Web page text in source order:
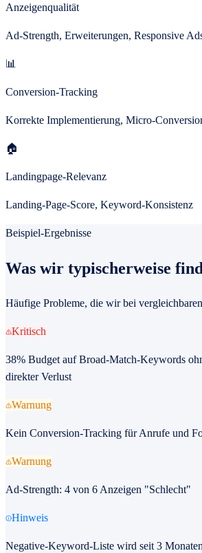
Anzeigenqualität
Ad-Strength, Erweiterungen, Responsive
📊
Conversion-Tracking
Korrekte Implementierung, Micro-
🏠
Landingpage-Relevanz
Landing-Page-Score, Keyword-Konsistenz
Beispiel-Ergebnisse
Was wir typischerweise
Häufige Probleme, die wir bei
Kritisch
38% Budget auf Broad-Match-Keywords
direkter Verlust
Warnung
Kein Conversion-Tracking für Anrufe und
Warnung
Ad-Strength: 4 von 6 Anzeigen "Schlecht"
Hinweis
Negative-Keyword-Liste wird seit 3